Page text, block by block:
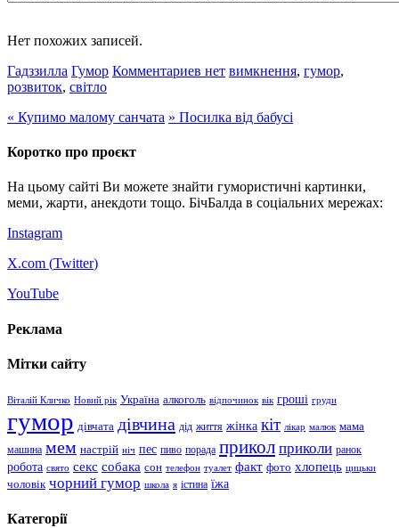
Нет похожих записей.
Гадззилла Гумор Комментариев нет вимкнення, гумор,
розвиток, світло
« Купимо малому санчата » Посилка від бабусі
Коротко про проєкт
На цьому сайті Ви можете знайти гумористичні картинки,
меми, жарти, анекдоти тощо. БічБалда в соціальних мережах:
Instagram
X.com (Twitter)
YouTube
Реклама
Мітки сайту
Віталій Кличко Новий рік Україна алкоголь відпочинок вік гроші груди
гумор дівчата дівчина дід життя жінка кіт лікар малюк мама
машина мем настрій ніч пес пиво порада прикол приколи ранок
робота свято секс собака сон телефон туалет факт фото хлопець цицьки
чоловік чорний гумор школа я істина їжа
Категорії